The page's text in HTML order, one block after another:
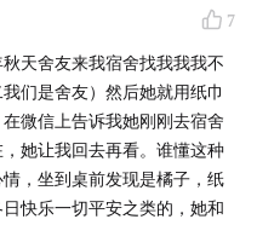
新做回Model
7
天舍友来我宿舍找我我我不
们是舍友）然后她就用纸巾
微信上告诉我她刚刚去宿舍
她让我回去再看。谁懂这种
，坐到桌前发现是橘子，纸
快乐一切平安之类的，她和